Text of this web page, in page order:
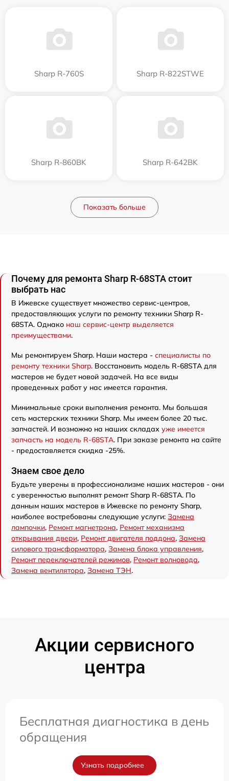
Sharp R-760S Sharp R-822STWE
Sharp R-860BK Sharp R-642BK
Показать больше
Почему для ремонта Sharp R-68STA стоит
выбрать нас
В Ижевске существует множество сервис-центров,
предоставляющих услуги по ремонту техники Sharp R-
68STA. Однако наш сервис-центр выделяется
преимуществами.
Мы ремонтируем Sharp. Наши мастера - специалисты по
ремонту техники Sharp. Восстановить модель R-68STA для
мастеров не будет новой задачей. На все виды
проведенных работ у нас имеется гарантия.
Минимальные сроки выполнения ремонта. Мы большая
сеть мастерских техники Sharp. Мы имеем более 20 тыс.
запчастей. И возможно на наших складах уже имеется
запчасть на модель R-68STA. При заказе ремонта на сайте
- предоставляется скидка -25%.
Знаем свое дело
Будьте уверены в профессионализме наших мастеров - они
с уверенностью выполнят ремонт Sharp R-68STA. По
данным наших мастеров в Ижевске по ремонту Sharp,
наиболее востребованы следующие услуги: Замена
лампочки, Ремонт магнетрона, Ремонт механизма
открывания двери, Ремонт двигателя поддона, Замена
силового трансформатора, Замена блока управления,
Ремонт переключателей режимов, Ремонт волновода,
Замена вентилятора, Замена ТЭН.
Акции сервисного
центра
Бесплатная диагностика в день
обращения
Узнать подробнее